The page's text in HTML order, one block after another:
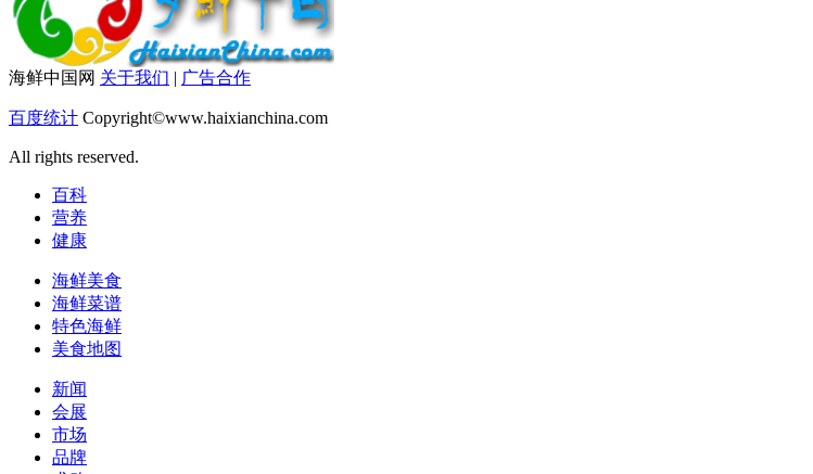
海鲜中国网 关于我们 | 广告合作
百度统计 Copyright©www.haixianchina.com
All rights reserved.
百科
营养
健康
海鲜美食
海鲜菜谱
特色海鲜
美食地图
新闻
会展
市场
品牌